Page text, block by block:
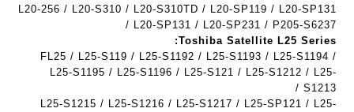
ר
י
ט
ה
ע
L20-256 / L20-S310 / L20-S310TD / L20-SP119 / L20-SP131
/ L20-SP131 / L20-SP231 / P205-S6237
Toshiba Satellite L25 Series:
FL25 / L25-S119 / L25-S1192 / L25-S1193 / L25-S1194 /
L25-S1195 / L25-S1196 / L25-S121 / L25-S1212 / L25-
S1213 /
L25-S1215 / L25-S1216 / L25-S1217 / L25-SP121 / L25-